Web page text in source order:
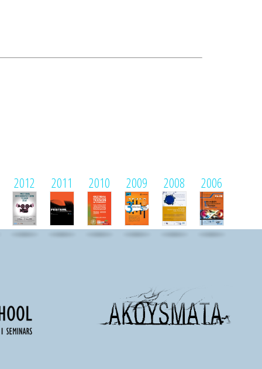
2012 2011 2010 2009 2008 2006